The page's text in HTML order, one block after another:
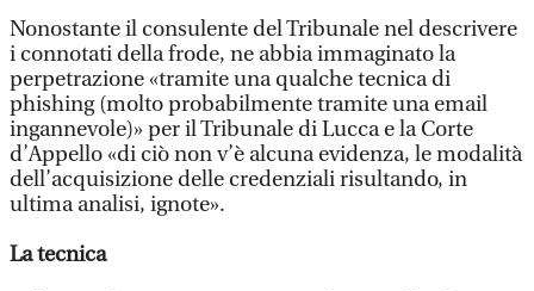
Nonostante il consulente del Tribunale nel descrivere
i connotati della frode, ne abbia immaginato la
perpetrazione «tramite una qualche tecnica di
phishing (molto probabilmente tramite una email
ingannevole)» per il Tribunale di Lucca e la Corte
d’Appello «di ciò non v’è alcuna evidenza, le modalità
dell’acquisizione delle credenziali risultando, in
ultima analisi, ignote».
La tecnica